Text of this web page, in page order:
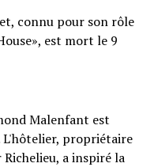
connu pour son rôle
est mort le 9
Malenfant est
L'hôtelier, propriétaire
a inspiré la